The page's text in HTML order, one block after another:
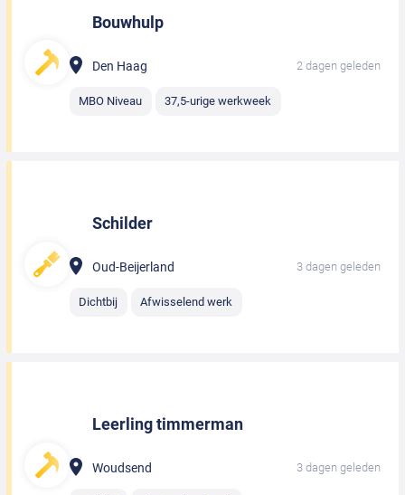
Bouwhulp
Den Haag 2 dagen geleden
MBO Niveau 37,5-urige werkweek
Schilder
Oud-Beijerland 3 dagen geleden
Dichtbij Afwisselend werk
Leerling timmerman
Woudsend 3 dagen geleden